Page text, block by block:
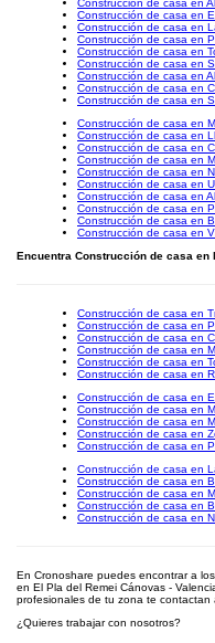
Construcción de casa en
Construcción de casa en
Construcción de casa en
Construcción de casa en
Construcción de casa en
Construcción de casa en
Construcción de casa en
Construcción de casa en
Construcción de casa en
Construcción de casa en
Construcción de casa en
Construcción de casa en
Construcción de casa en
Construcción de casa en
Construcción de casa en
Construcción de casa en
Construcción de casa en
Construcción de casa en
Encuentra Construcción de casa
Construcción de casa en
Construcción de casa en
Construcción de casa en
Construcción de casa en
Construcción de casa en
Construcción de casa en
Construcción de casa en
Construcción de casa en
Construcción de casa en
Construcción de casa en
Construcción de casa en
Construcción de casa en
Construcción de casa en
Construcción de casa en
Construcción de casa en
Construcción de casa en
En Cronoshare puedes encontrar a
en El Pla del Remei Cánovas -
profesionales de tu zona te contactan
¿Quieres trabajar con nosotros?